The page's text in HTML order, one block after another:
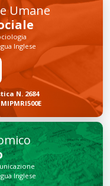
Umane
Inglese
N. 2684
Inglese